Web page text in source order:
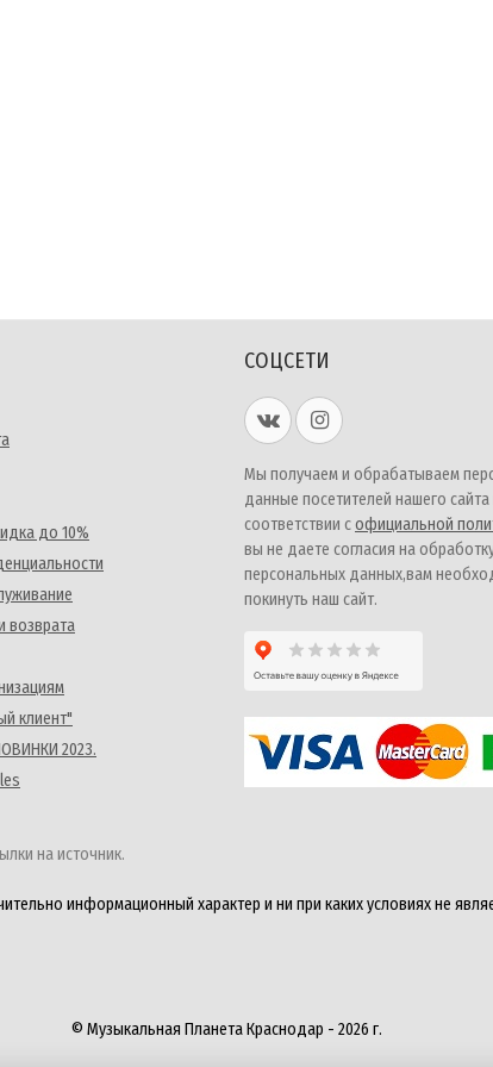
до 10%
возврата
клиент"
2023.
СОЦСЕТИ
Мы получаем и обрабатываем
данные посетителей нашего сайта
соответствии софициальной
вы не даете согласия на
персональных данных,вам
покинуть наш сайт.
на источник.
информационный характер и ни при каких условиях не
© Музыкальная Планета Краснодар - 2026 г.